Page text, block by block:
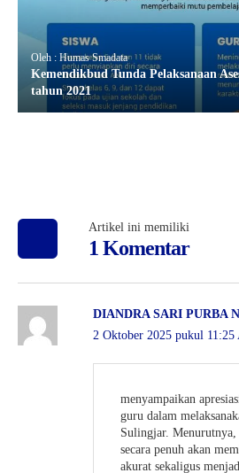
Oleh : Humas Smadata
Kemendikbud Tunda Pelaksanaan
tahun 2021
Artikel ini memiliki
1 Komentar
DIANDRA SARI PURBA
2 Oktober 2025 pukul 11:25
menyampaikan
guru dalam
Sulingjar.
secara penuh akan
akurat sekaligus